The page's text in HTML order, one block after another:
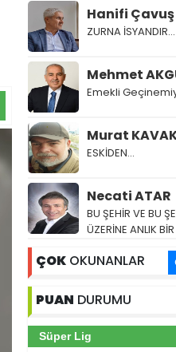
Hanifi Çavuş
ZURNA İSYANDIR...
Mehmet
Emekli
Murat
ESKİDEN...
Necati ATAR
BU ŞEHİR VE BU
ÜZERİNE ANLIK
ÇOK OKUNANLAR
PUAN DURUMU
Süper Lig